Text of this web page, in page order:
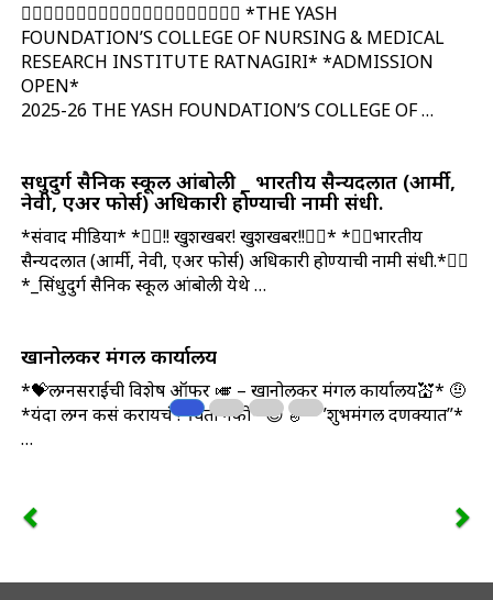
👩‍⚕👨‍⚕👩‍⚕👨‍⚕👩‍⚕👨‍⚕👩‍⚕👨‍⚕👩‍⚕👨‍⚕ *THE YASH
FOUNDATION’S COLLEGE OF NURSING & MEDICAL
RESEARCH INSTITUTE RATNAGIRI* *ADMISSION
OPEN*
2025-26 THE YASH FOUNDATION’S COLLEGE OF …
सिंधुदुर्ग सैनिक स्कूल आंबोली _ भारतीय सैन्यदलात (आर्मी,
नेवी, एअर फोर्स) अधिकारी होण्याची नामी संधी.
*संवाद मीडिया* *👮‍♂️!! खुशखबर! खुशखबर!!👮‍♂️* *👮‍♂️भारतीय
सैन्यदलात (आर्मी, नेवी, एअर फोर्स) अधिकारी होण्याची नामी संधी.*👮‍♀️
*_सिंधुदुर्ग सैनिक स्कूल आंबोली येथे …
खानोलकर मंगल कार्यालय
*💝लग्नसराईची विशेष ऑफर 🎺 – खानोलकर मंगल कार्यालय💒* 🤨
*यंदा लग्न कसं करायचं ? चिंता नको* 😇 🎷 *”शुभमंगल दणक्यात”*
…